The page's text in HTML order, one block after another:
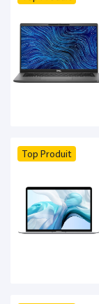
Top Produit